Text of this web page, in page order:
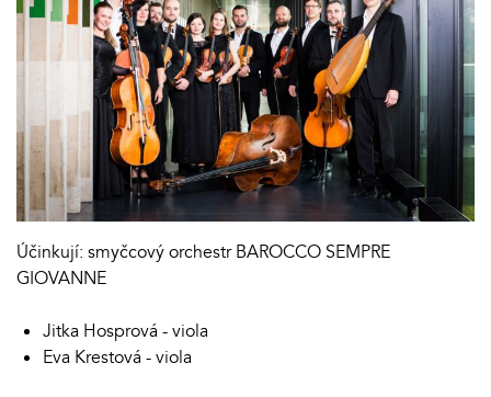
Účinkují: smyčcový orchestr BAROCCO SEMPRE
GIOVANNE
Jitka Hosprová - viola
Eva Krestová - viola